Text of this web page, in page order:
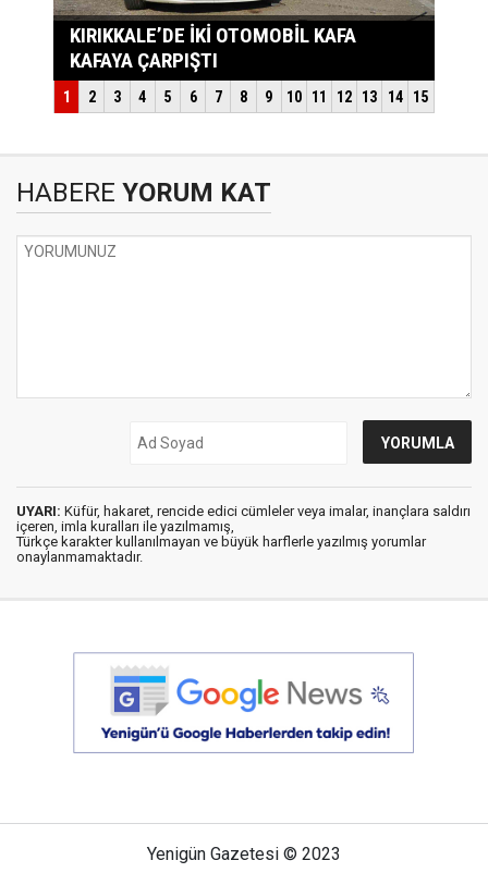
HABERE YORUM KAT
UYARI: Küfür, hakaret, rencide edici cümleler veya imalar, inançlara saldırı
içeren, imla kuralları ile yazılmamış,
Türkçe karakter kullanılmayan ve büyük harflerle yazılmış yorumlar
onaylanmamaktadır.
Yenigün Gazetesi © 2023